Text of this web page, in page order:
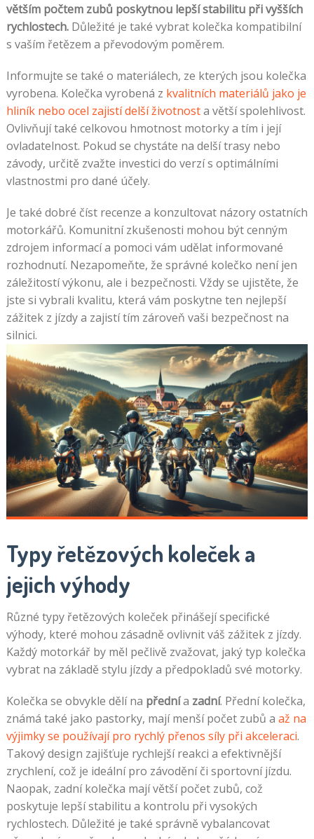
větším počtem zubů poskytnou lepší stabilitu při vyšších
rychlostech.Důležité je také vybrat kolečka kompatibilní
s vaším řetězem a převodovým poměrem.
Informujte se také o materiálech, ze kterých jsou kolečka
vyrobena. Kolečka vyrobená z kvalitních materiálů jako je
hliník nebo ocel zajistí delší životnosta větší spolehlivost.
Ovlivňují také celkovou hmotnost motorky a tím i její
ovladatelnost. Pokud se chystáte na delší trasy nebo
závody, určitě zvažte investici do verzí s optimálními
vlastnostmi pro dané účely.
Je také dobré číst recenze a konzultovat názory ostatních
motorkářů. Komunitní zkušenosti mohou být cenným
zdrojem informací a pomoci vám udělat informované
rozhodnutí. Nezapomeňte, že správné kolečko není jen
záležitostí výkonu, ale i bezpečnosti. Vždy se ujistěte, že
jste si vybrali kvalitu, která vám poskytne ten nejlepší
zážitek z jízdy a zajistí tím zároveň vaši bezpečnost na
silnici.
Typy řetězových koleček a
jejich výhody
Různé typy řetězových koleček přinášejí specifické
výhody, které mohou zásadně ovlivnit váš zážitek z jízdy.
Každý motorkář by měl pečlivě zvažovat, jaký typ kolečka
vybrat na základě stylu jízdy a předpokladů své motorky.
Kolečka se obvykle dělí na přednía zadní. Přední kolečka,
známá také jako pastorky, mají menší počet zubů a až na
výjimky se používají pro rychlý přenos síly při akceleraci.
Takový design zajišťuje rychlejší reakci a efektivnější
zrychlení, což je ideální pro závodění či sportovní jízdu.
Naopak, zadní kolečka mají větší počet zubů, což
poskytuje lepší stabilitu a kontrolu při vysokých
rychlostech. Důležité je také správně vybalancovat